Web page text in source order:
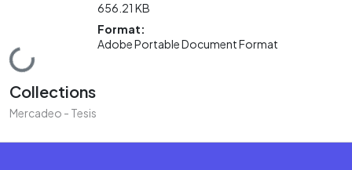
Loading...
656.21 KB
Format:
Adobe Portable Document Format
Collections
Mercadeo - Tesis